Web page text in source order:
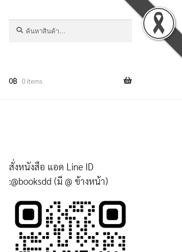
0฿ 0 items
สั่งหนังสือ แอด Line ID
:@booksdd (มี @ ข้างหน้า)